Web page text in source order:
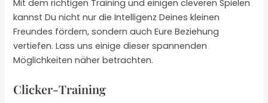
Mit dem richtigen Training und einigen cleveren Spielen
kannst Du nicht nur die Intelligenz Deines kleinen
Freundes fördern, sondern auch Eure Beziehung
vertiefen. Lass uns einige dieser spannenden
Möglichkeiten näher betrachten.
Clicker-Training